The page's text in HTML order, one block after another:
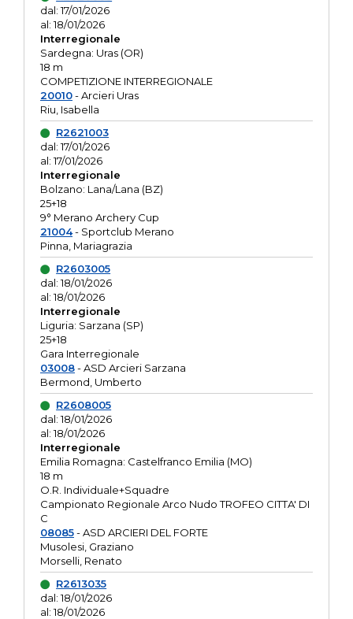
dal: 17/01/2026
al: 18/01/2026
Interregionale
Sardegna: Uras (OR)
18 m
COMPETIZIONE INTERREGIONALE
20010- Arcieri Uras
Riu, Isabella
R2621003
dal: 17/01/2026
al: 17/01/2026
Interregionale
Bolzano: Lana/Lana (BZ)
25+18
9° Merano Archery Cup
21004- Sportclub Merano
Pinna, Mariagrazia
R2603005
dal: 18/01/2026
al: 18/01/2026
Interregionale
Liguria: Sarzana (SP)
25+18
Gara Interregionale
03008- ASD Arcieri Sarzana
Bermond, Umberto
R2608005
dal: 18/01/2026
al: 18/01/2026
Interregionale
Emilia Romagna: Castelfranco Emilia (MO)
18 m
O.R. Individuale+Squadre
Campionato Regionale Arco Nudo TROFEO CITTA' DI
C
08085- ASD ARCIERI DEL FORTE
Musolesi, Graziano
Morselli, Renato
R2613035
dal: 18/01/2026
al: 18/01/2026